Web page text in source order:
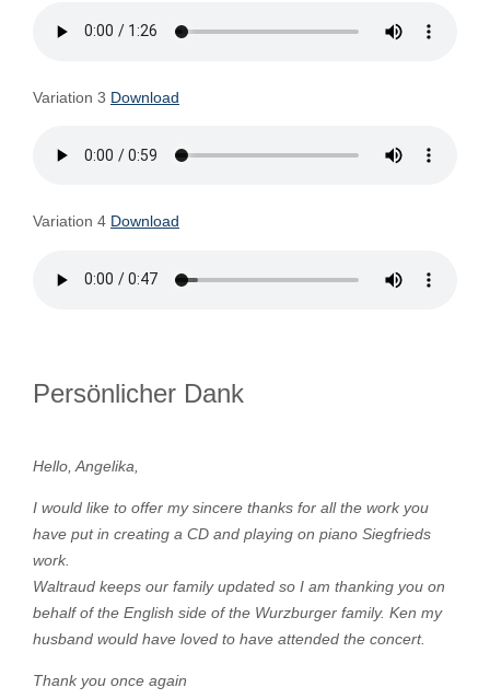
Variation 3 Download
Variation 4 Download
Persönlicher Dank
Hello, Angelika,
I would like to offer my sincere thanks for all the work you
have put in creating a CD and playing on piano Siegfrieds
work.
Waltraud keeps our family updated so I am thanking you on
behalf of the English side of the Wurzburger family. Ken my
husband would have loved to have attended the concert.
Thank you once again